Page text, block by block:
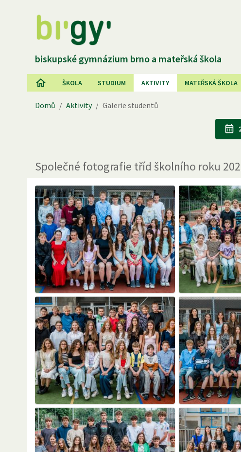
biskupské gymnázium brno a mateřská škola
ŠKOLA STUDIUM AKTIVITY MATEŘSKÁ ŠKOLA
Domů / Aktivity / Galerie studentů
Společné fotografie tříd školního roku